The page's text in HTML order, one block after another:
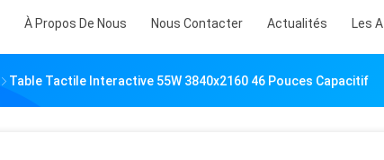
À Propos De Nous Nous Contacter Actualités Les
Table Tactile Interactive 55W 3840x2160 46 Pouces Capacitif